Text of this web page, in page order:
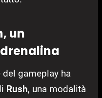
un
gameplay ha
Rush, una modalità